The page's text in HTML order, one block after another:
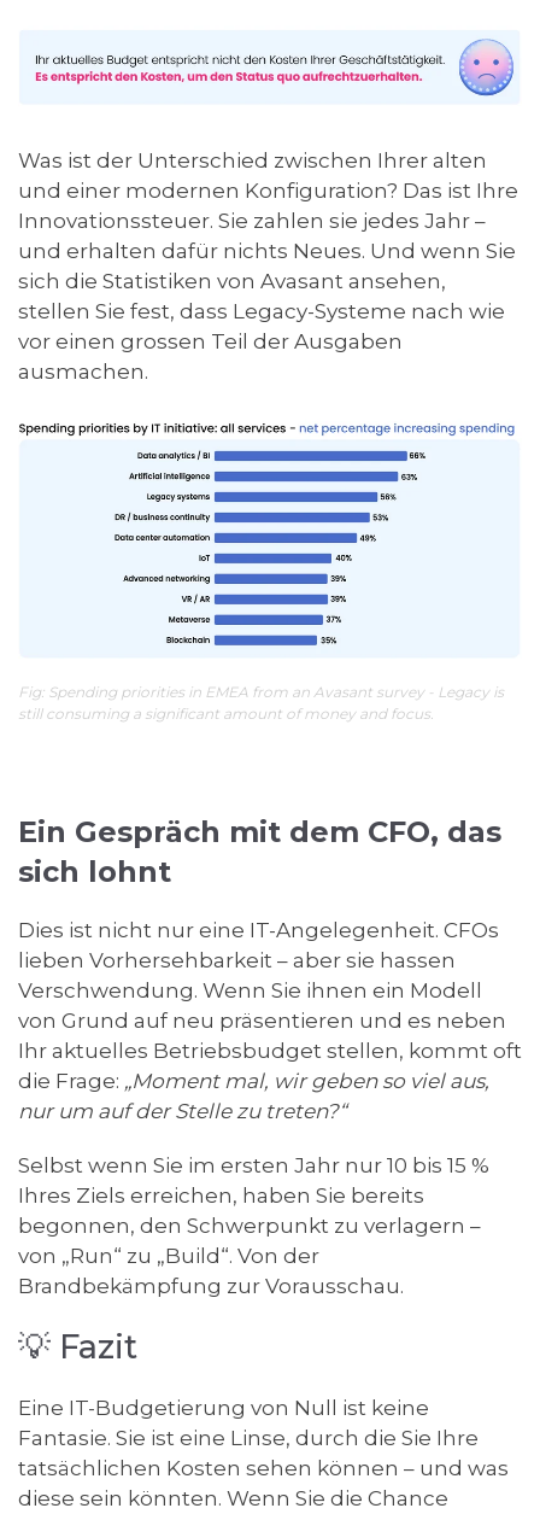
Was ist der Unterschied zwischen Ihrer alten
und einer modernen Konfiguration? Das ist Ihre
Innovationssteuer. Sie zahlen sie jedes Jahr –
und erhalten dafür nichts Neues. Und wenn Sie
sich die Statistiken von Avasant ansehen,
stellen Sie fest, dass Legacy-Systeme nach wie
vor einen grossen Teil der Ausgaben
ausmachen.
Fig: Spending priorities in EMEA from an Avasant survey - Legacy is
still consuming a significant amount of money and focus.
Ein Gespräch mit dem CFO, das
sich lohnt
Dies ist nicht nur eine IT-Angelegenheit. CFOs
lieben Vorhersehbarkeit – aber sie hassen
Verschwendung. Wenn Sie ihnen ein Modell
von Grund auf neu präsentieren und es neben
Ihr aktuelles Betriebsbudget stellen, kommt oft
die Frage: „Moment mal, wir geben so viel aus,
nur um auf der Stelle zu treten?“
Selbst wenn Sie im ersten Jahr nur 10 bis 15 %
Ihres Ziels erreichen, haben Sie bereits
begonnen, den Schwerpunkt zu verlagern –
von „Run“ zu „Build“. Von der
Brandbekämpfung zur Vorausschau.
💡 Fazit
Eine IT-Budgetierung von Null ist keine
Fantasie. Sie ist eine Linse, durch die Sie Ihre
tatsächlichen Kosten sehen können – und was
diese sein könnten. Wenn Sie die Chance